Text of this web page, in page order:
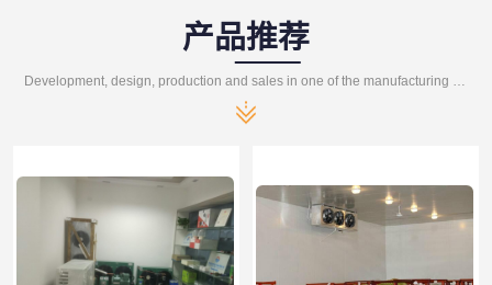
产品推荐